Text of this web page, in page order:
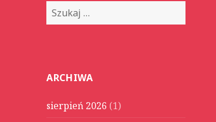
S
z
j
ARCHIWA
sierpień 2026 (1)